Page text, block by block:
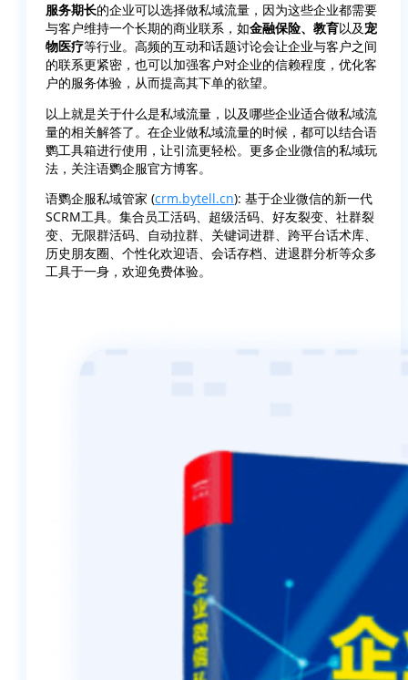
服务期长的企业可以选择做私域流量，因为这些企业都需要
与客户维持一个长期的商业联系，如金融保险、教育以及宠
物医疗等行业。高频的互动和话题讨论会让企业与客户之间
的联系更紧密，也可以加强客户对企业的信赖程度，优化客
户的服务体验，从而提高其下单的欲望。
以上就是关于什么是私域流量，以及哪些企业适合做私域流
量的相关解答了。在企业做私域流量的时候，都可以结合语
鹦工具箱进行使用，让引流更轻松。更多企业微信的私域玩
法，关注语鹦企服官方博客。
语鹦企服私域管家 (crm.bytell.cn): 基于企业微信的新一代
SCRM工具。集合员工活码、超级活码、好友裂变、社群裂
变、无限群活码、自动拉群、关键词进群、跨平台话术库、
历史朋友圈、个性化欢迎语、会话存档、进退群分析等众多
工具于一身，欢迎免费体验。